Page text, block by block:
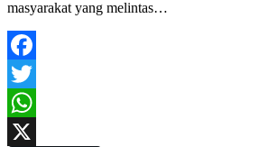
masyarakat yang melintas…
Facebook
Twitter
WhatsApp